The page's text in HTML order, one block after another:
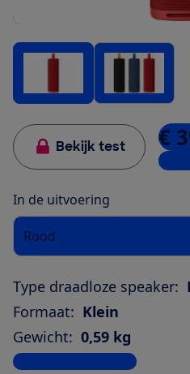
Bekijk test €
2
In de uitvoering
Rood
Type draadloze speaker:
Formaat: Klein
Gewicht: 0,59 kg
Bekijk alle specificaties